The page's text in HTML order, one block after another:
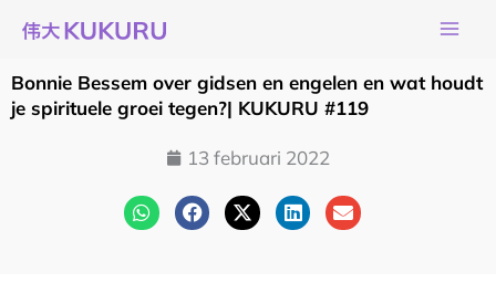
naar
de
inhoud
Bonnie Bessem over gidsen en engelen en wat houdt
je spirituele groei tegen?| KUKURU #119
13 februari 2022